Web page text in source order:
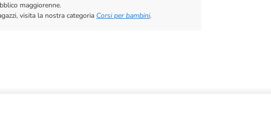
maggiorenne.
visita la nostra categoria Corsi per bambini.